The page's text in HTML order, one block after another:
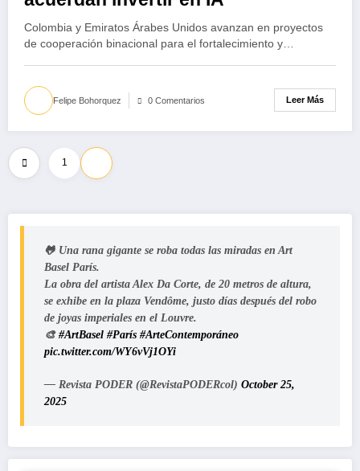
Colombia y Emiratos Árabes Unidos avanzan en proyectos
de cooperación binacional para el fortalecimiento y…
Felipe Bohorquez 0 Comentarios Leer Más
Paginación
de
entradas
1
🐸 Una rana gigante se roba todas las miradas en Art
Basel París.
La obra del artista Alex Da Corte, de 20 metros de altura,
se exhibe en la plaza Vendôme, justo días después del robo
de joyas imperiales en el Louvre.
🎨 #ArtBasel #París #ArteContemporáneo
pic.twitter.com/WY6vVj1OYi
— Revista PODER (@RevistaPODERcol) October 25,
2025